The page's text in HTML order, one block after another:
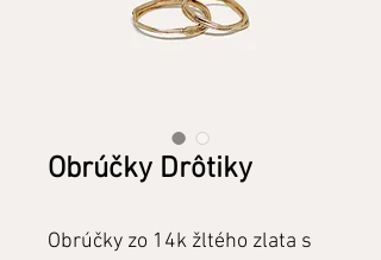
Obrúčky Drôtiky
Obrúčky zo 14k žltého zlata s